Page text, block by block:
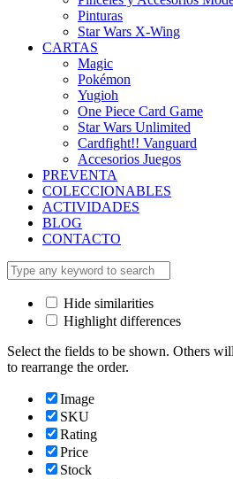
Pinturas
Star Wars X-Wing
CARTAS
Magic
Pokémon
Yugioh
One Piece Card Game
Star Wars Unlimited
Cardfight!! Vanguard
Accesorios Juegos
PREVENTA
COLECCIONABLES
ACTIVIDADES
BLOG
CONTACTO
Hide similarities
Highlight differences
Select the fields to be shown. Others
to rearrange the order.
Image
SKU
Rating
Price
Stock